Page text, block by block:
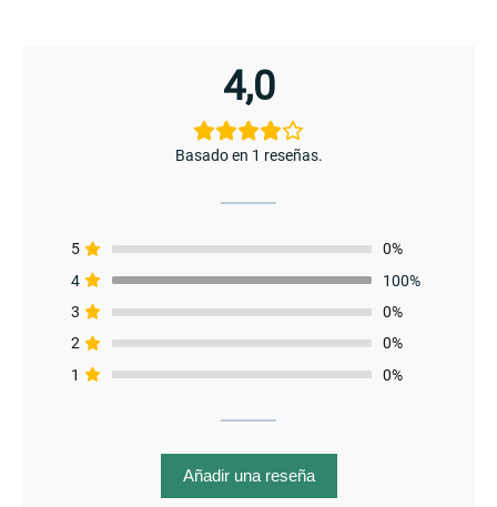
4,0
Basado en 1 reseñas.
5
0%
4
100%
3
0%
2
0%
1
0%
Añadir una reseña